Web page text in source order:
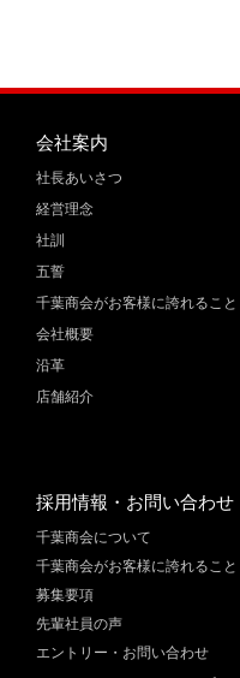
会社案内
社長あいさつ
経営理念
社訓
五誓
千葉商会がお客様に誇れること
会社概要
沿革
店舗紹介
採用情報・お問い合わせ
千葉商会について
千葉商会がお客様に誇れること​
募集要項
先輩社員の声
エントリー・お問い合わせ